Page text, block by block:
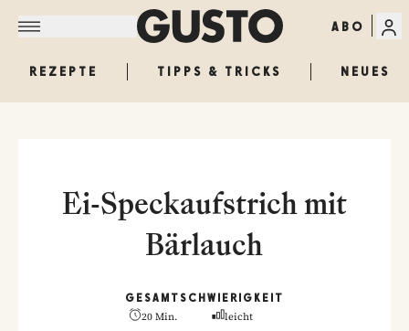
ABO
REZEPTE TIPPS & TRICKS NEUES
Ei-Speckaufstrich mit
Bärlauch
GESAMT
20 Min.
SCHWIERIGKEIT
leicht